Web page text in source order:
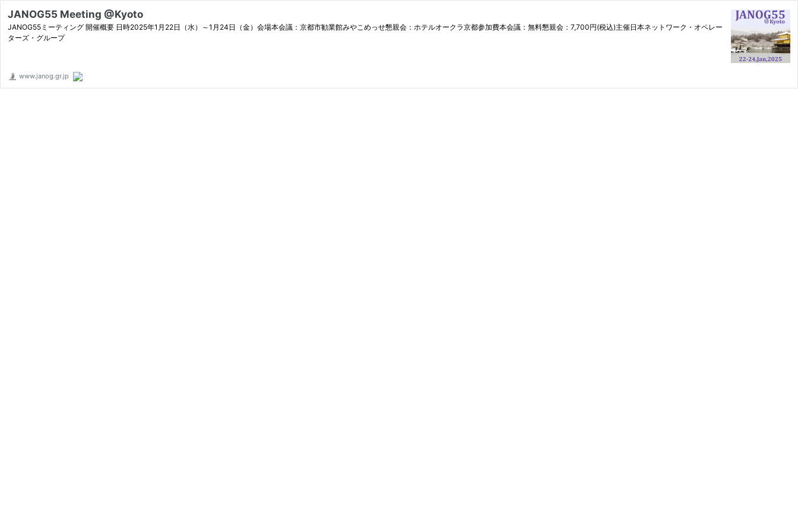
JANOG55 Meeting @Kyoto
JANOG55ミーティング 開催概要 日時2025年1月22日（水）～1月24日（金）会場本会議：京都市勧業館みやこめっせ懇親会：ホテルオークラ京都参加費本会議：無料懇親会：7,700円(税込)主催日本ネットワーク・オペレー
ターズ・グループ
www.janog.gr.jp